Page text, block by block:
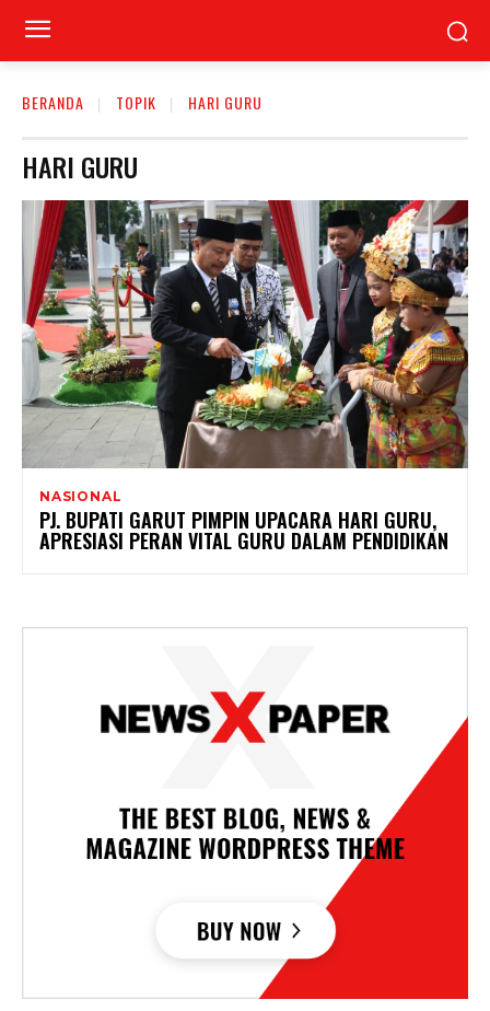
BERANDA TOPIK HARI GURU
HARI GURU
NASIONAL
PJ. BUPATI GARUT PIMPIN UPACARA HARI GURU,
APRESIASI PERAN VITAL GURU DALAM PENDIDIKAN